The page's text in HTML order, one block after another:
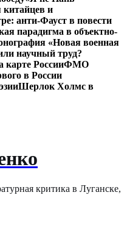
и
анти-Фауст в повести
парадигма в объектно-
«Новая военная
научный труд?
карте РоссииФМО
в России
Шерлок Холмс в
критика в Луганске,